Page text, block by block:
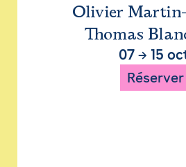
Olivier
Thomas
07→ 15
Réserver